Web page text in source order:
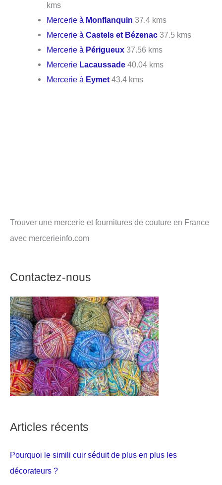
kms
Mercerie à Monflanquin 37.4 kms
Mercerie àCastels et Bézenac 37.5 kms
Mercerie à Périgueux 37.56 kms
Mercerie Lacaussade 40.04 kms
Mercerie à Eymet 43.4 kms
Trouver une mercerie et fournitures de couture en France
avec mercerieinfo.com
Contactez-nous
Articles récents
Pourquoi le simili cuir séduit de plus en plus les
décorateurs ?